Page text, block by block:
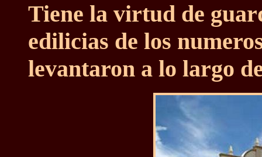
Tiene la virtud de
edilicias de los
levantaron a lo largo